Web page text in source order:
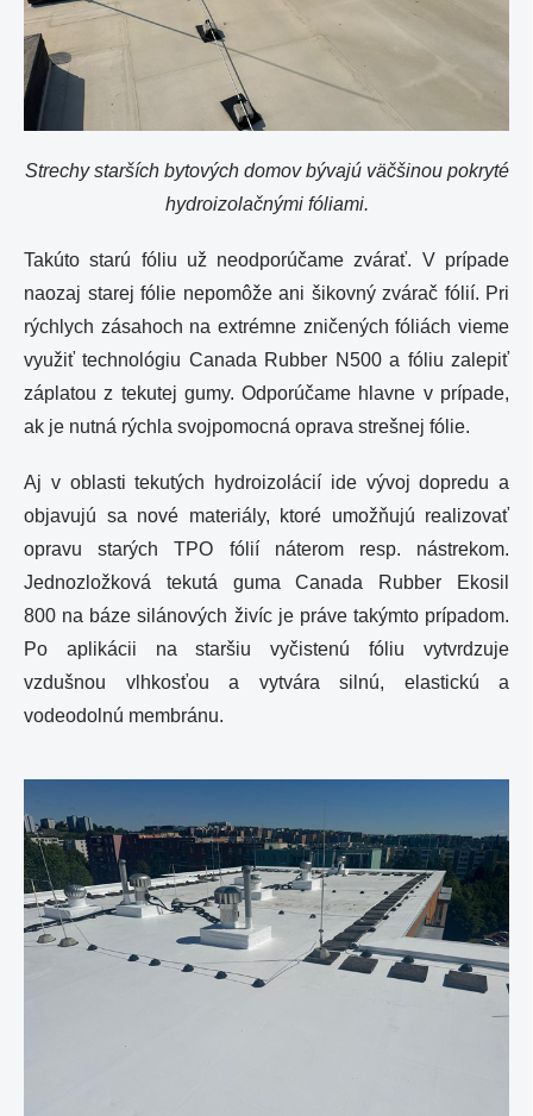
Strechy starších bytových domov bývajú väčšinou pokryté
hydroizolačnými fóliami.
Takúto starú fóliu už neodporúčame zvárať. V prípade
naozaj starej fólie nepomôže ani šikovný zvárač fólií. Pri
rýchlych zásahoch na extrémne zničených fóliách vieme
využiť technológiu Canada Rubber N500 a fóliu zalepiť
záplatou z tekutej gumy. Odporúčame hlavne v prípade,
ak je nutná rýchla svojpomocná oprava strešnej fólie.
Aj v oblasti tekutých hydroizolácií ide vývoj dopredu a
objavujú sa nové materiály, ktoré umožňujú realizovať
opravu starých TPO fólií náterom resp. nástrekom.
Jednozložková tekutá guma Canada Rubber Ekosil
800 na báze silánových živíc je práve takýmto prípadom.
Po aplikácii na staršiu vyčistenú fóliu vytvrdzuje
vzdušnou vlhkosťou a vytvára silnú, elastickú a
vodeodolnú membránu.